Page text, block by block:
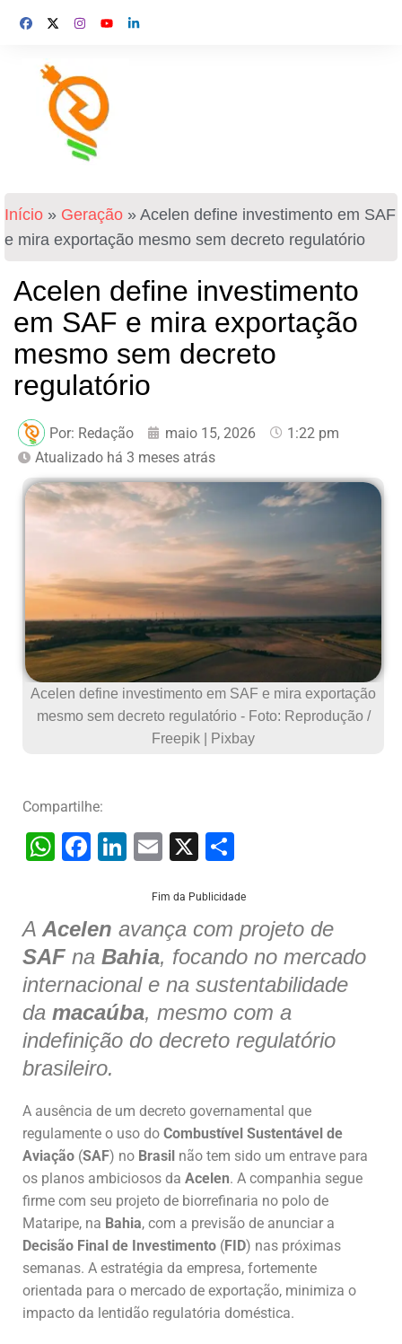
Início » Geração » Acelen define investimento em SAF
e mira exportação mesmo sem decreto regulatório
Acelen define investimento
em SAF e mira exportação
mesmo sem decreto
regulatório
Por: Redação maio 15, 2026
1:22 pm
Atualizado há 3 meses atrás
Acelen define investimento em SAF e mira exportação
mesmo sem decreto regulatório - Foto: Reprodução /
Freepik | Pixbay
Compartilhe:
W
s
A
p
p
F
e
b
o
o
k
Li
e
dI
n
E
ai
l
X
ar
e
Fim da Publicidade
A Acelen avança com projeto de
SAF na Bahia, focando no mercado
internacional e na sustentabilidade
da macaúba, mesmo com a
indefinição do decreto regulatório
brasileiro.
A ausência de um decreto governamental que
regulamente o uso do Combustível Sustentável de
Aviação (SAF) no Brasil não tem sido um entrave para
os planos ambiciosos da Acelen. A companhia segue
firme com seu projeto de biorrefinaria no polo de
Mataripe, na Bahia, com a previsão de anunciar a
Decisão Final de Investimento (FID) nas próximas
semanas. A estratégia da empresa, fortemente
orientada para o mercado de exportação, minimiza o
impacto da lentidão regulatória doméstica.